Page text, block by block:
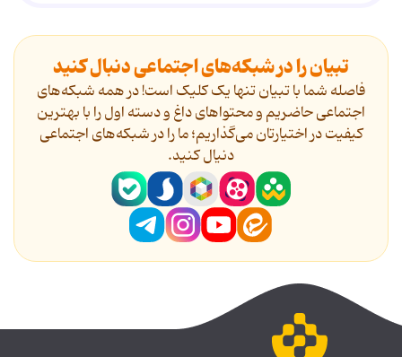
تبیان را در شبکه‌های اجتماعی دنبال کنید
فاصله شما با تبیان تنها یک کلیک است! در همه شبکه‌های
اجتماعی حاضریم و محتواهای داغ و دسته اول را با بهترین
کیفیت در اختیارتان می‌گذاریم؛ ما را در شبکه‌های اجتماعی
دنیال کنید.